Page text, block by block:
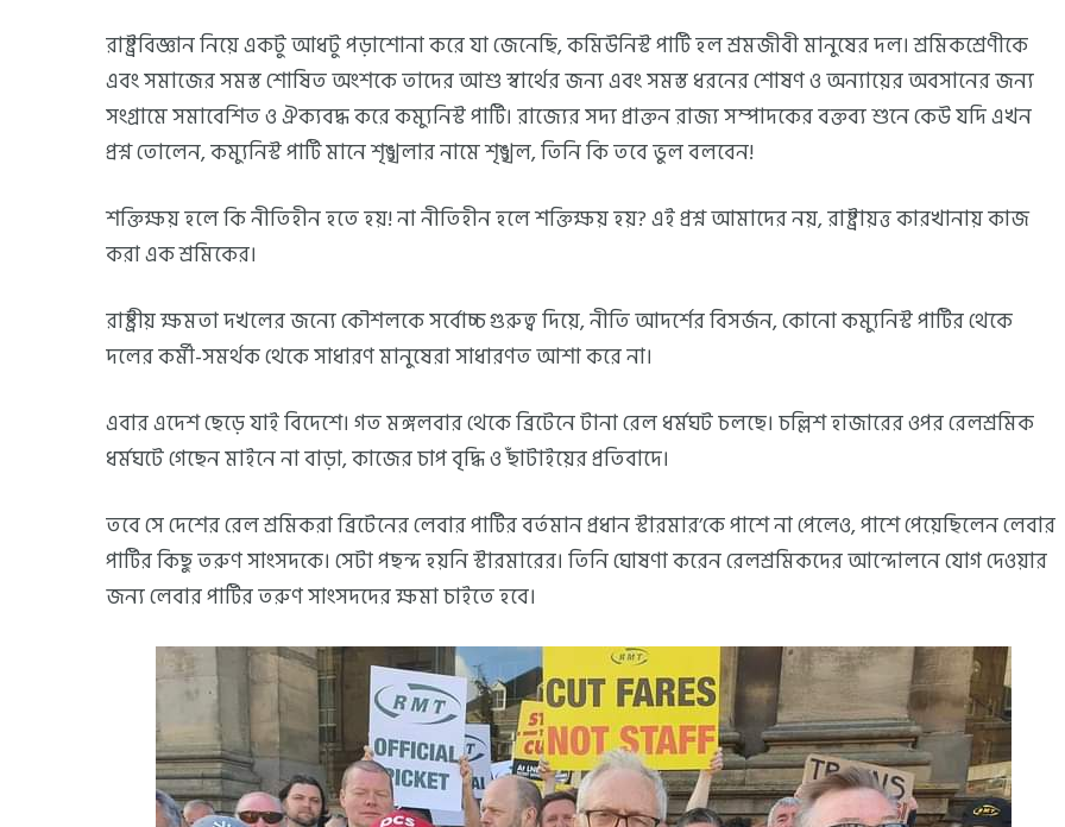
রাষ্ট্রবিজ্ঞান নিয়ে একটু আধটু পড়াশোনা করে যা জেনেছি, কমিউনিস্ট পার্টি হল শ্রমজীবী মানুষের দল। শ্রমিকশ্রেণীকে
এবং সমাজের সমস্ত শোষিত অংশকে তাদের আশু স্বার্থের জন্য এবং সমস্ত ধরনের শোষণ ও অন্যায়ের অবসানের জন্য
সংগ্রামে সমাবেশিত ও ঐক্যবদ্ধ করে কম্যুনিস্ট পার্টি। রাজ্যের সদ্য প্রাক্তন রাজ্য সম্পাদকের বক্তব্য শুনে কেউ যদি এখন
প্রশ্ন তোলেন, কম্যুনিস্ট পার্টি মানে শৃঙ্খলার নামে শৃঙ্খল, তিনি কি তবে ভুল বলবেন!
শক্তিক্ষয় হলে কি নীতিহীন হতে হয়! না নীতিহীন হলে শক্তিক্ষয় হয়? এই প্রশ্ন আমাদের নয়, রাষ্ট্রায়ত্ত কারখানায় কাজ
করা এক শ্রমিকের।
রাষ্ট্রীয় ক্ষমতা দখলের জন্যে কৌশলকে সর্বোচ্চ গুরুত্ব দিয়ে, নীতি আদর্শের বিসর্জন, কোনো কম্যুনিস্ট পার্টির থেকে
দলের কর্মী-সমর্থক থেকে সাধারণ মানুষেরা সাধারণত আশা করে না।
এবার এদেশ ছেড়ে যাই বিদেশে। গত মঙ্গলবার থেকে ব্রিটেনে টানা রেল ধর্মঘট চলছে। চল্লিশ হাজারের ওপর রেলশ্রমিক
ধর্মঘটে গেছেন মাইনে না বাড়া, কাজের চাপ বৃদ্ধি ও ছাঁটাইয়ের প্রতিবাদে।
তবে সে দেশের রেল শ্রমিকরা ব্রিটেনের লেবার পার্টির বর্তমান প্রধান স্টারমার’কে পাশে না পেলেও, পাশে পেয়েছিলেন লেবার
পার্টির কিছু তরুণ সাংসদকে। সেটা পছন্দ হয়নি স্টারমারের। তিনি ঘোষণা করেন রেলশ্রমিকদের আন্দোলনে যোগ দেওয়ার
জন্য লেবার পার্টির তরুণ সাংসদদের ক্ষমা চাইতে হবে।